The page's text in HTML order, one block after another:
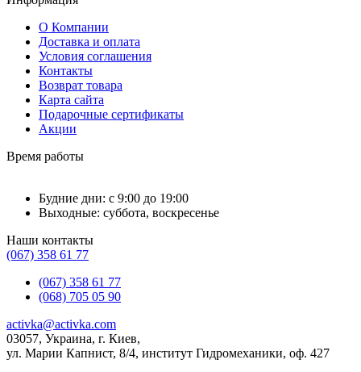
О Компании
Доставка и оплата
Условия соглашения
Контакты
Возврат товара
Карта сайта
Подарочные сертификаты
Акции
Время работы
Будние дни: с 9:00 до 19:00
Выходные: суббота, воскресенье
Наши контакты
(067) 358 61 77
(067) 358 61 77
(068) 705 05 90
activka@activka.com
03057, Украина, г. Киев,
ул. Марии Капнист, 8/4, институт Гидромеханики, оф. 427